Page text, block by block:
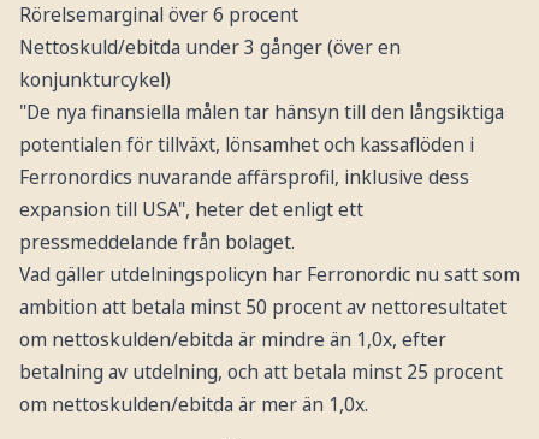
Rörelsemarginal över 6 procent
Nettoskuld/ebitda under 3 gånger (över en
konjunkturcykel)
"De nya finansiella målen tar hänsyn till den långsiktiga
potentialen för tillväxt, lönsamhet och kassaflöden i
Ferronordics nuvarande affärsprofil, inklusive dess
expansion till USA", heter det enligt ett
pressmeddelande från bolaget.
Vad gäller utdelningspolicyn har Ferronordic nu satt som
ambition att betala minst 50 procent av nettoresultatet
om nettoskulden/ebitda är mindre än 1,0x, efter
betalning av utdelning, och att betala minst 25 procent
om nettoskulden/ebitda är mer än 1,0x.